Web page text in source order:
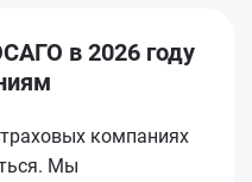
в 2026 году
компаниях
Мы